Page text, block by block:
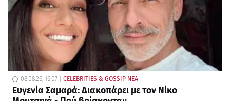
08.08.26, 16:07 CELEBRITIES & GOSSIP ΝΕΑ
Ευγενία Σαμαρά: Διακοπάρει με τον Νίκο